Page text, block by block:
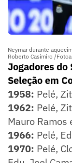
Neymar durante
Roberto Casimiro /
Jogadores do
Seleção em
1958: Pelé,
1962: Pelé,
Mauro Ramos
1966: Pelé,
1970: Pelé,